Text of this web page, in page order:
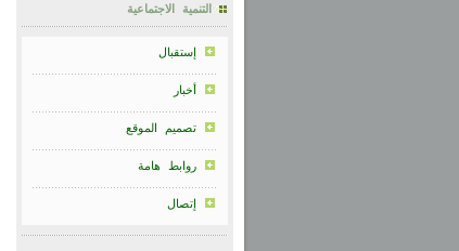
التنمية الاجتماعية
إستقبال
أخبار
تصميم الموقع
روابط هامة
إتصال